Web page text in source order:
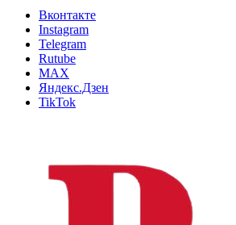
Вконтакте
Instagram
Telegram
Rutube
MAX
Яндекс.Дзен
TikTok